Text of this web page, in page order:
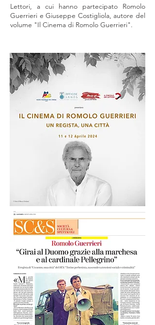
Lettori, a cui hanno partecipato Romolo
Guerrieri e Giuseppe Costigliola, autore del
volume "Il Cinema di Romolo Guerrieri".